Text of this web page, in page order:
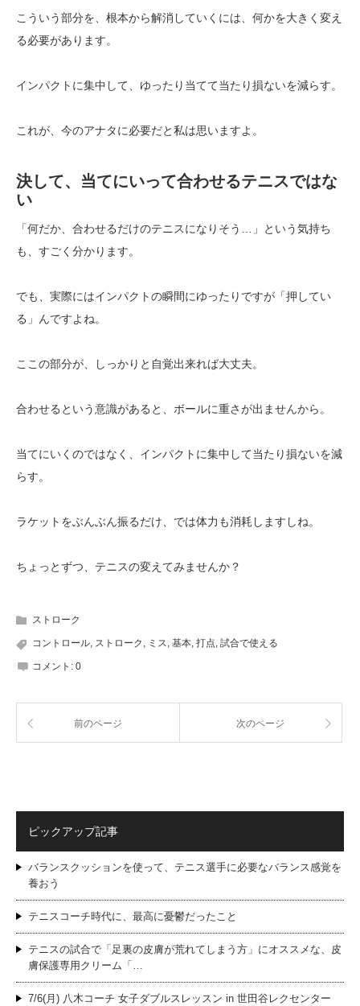
こういう部分を、根本から解消していくには、何かを大きく変え
る必要があります。
インパクトに集中して、ゆったり当てて当たり損ないを減らす。
これが、今のアナタに必要だと私は思いますよ。
決して、当てにいって合わせるテニスではな
い
「何だか、合わせるだけのテニスになりそう…」という気持ち
も、すごく分かります。
でも、実際にはインパクトの瞬間にゆったりですが「押してい
る」んですよね。
ここの部分が、しっかりと自覚出来れば大丈夫。
合わせるという意識があると、ボールに重さが出ませんから。
当てにいくのではなく、インパクトに集中して当たり損ないを減
らす。
ラケットをぶんぶん振るだけ、では体力も消耗しますしね。
ちょっとずつ、テニスの変えてみませんか？
ストローク
コントロール, ストローク , ミス, 基本, 打点, 試合で使える
コメント: 0
前のページ 次のページ
ピックアップ記事
バランスクッションを使って、テニス選手に必要なバランス感覚を
養おう
テニスコーチ時代に、最高に憂鬱だったこと
テニスの試合で「足裏の皮膚が荒れてしまう方」にオススメな、皮
膚保護専用クリーム「…
7/6(月) 八木コーチ 女子ダブルスレッスン in 世田谷レクセンター